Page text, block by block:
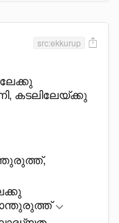
src:ekkurup
കടലിലേയ്ക്കു